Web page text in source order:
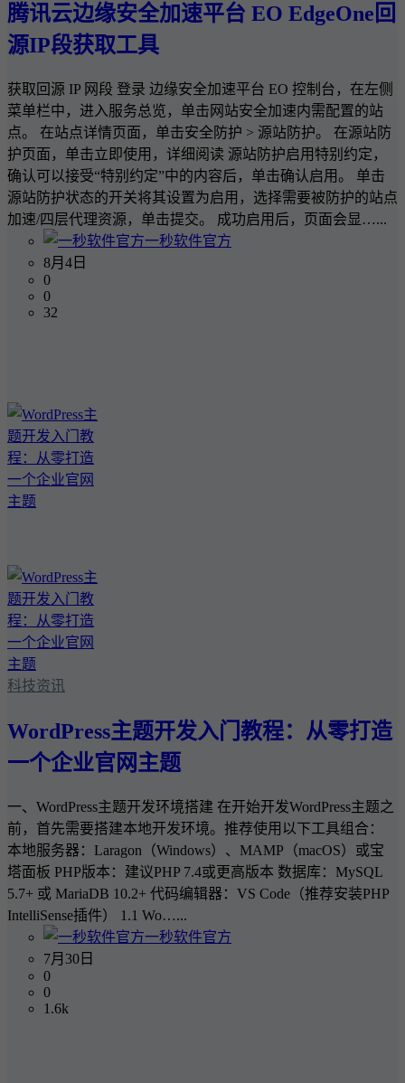
腾讯云边缘安全加速平台 EO EdgeOne回
源IP段获取工具
获取回源 IP 网段 登录 边缘安全加速平台 EO 控制台，在左侧
菜单栏中，进入服务总览，单击网站安全加速内需配置的站
点。 在站点详情页面，单击安全防护 > 源站防护。 在源站防
护页面，单击立即使用，详细阅读 源站防护启用特别约定，
确认可以接受“特别约定”中的内容后，单击确认启用。 单击
源站防护状态的开关将其设置为启用，选择需要被防护的站点
加速/四层代理资源，单击提交。 成功启用后，页面会显…...
一秒软件官方
8月4日
0
0
32
科技资讯
WordPress主题开发入门教程：从零打造
一个企业官网主题
一、WordPress主题开发环境搭建 在开始开发WordPress主题之
前，首先需要搭建本地开发环境。推荐使用以下工具组合：
本地服务器：Laragon（Windows）、MAMP（macOS）或宝
塔面板 PHP版本：建议PHP 7.4或更高版本 数据库：MySQL
5.7+ 或 MariaDB 10.2+ 代码编辑器：VS Code（推荐安装PHP
IntelliSense插件） 1.1 Wo…...
一秒软件官方
7月30日
0
0
1.6k